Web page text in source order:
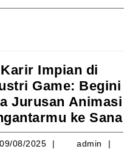
Karir Impian di
Game: Begini
Jurusan Animasi
ke Sana
09/08/2025 09/08/2025
admin